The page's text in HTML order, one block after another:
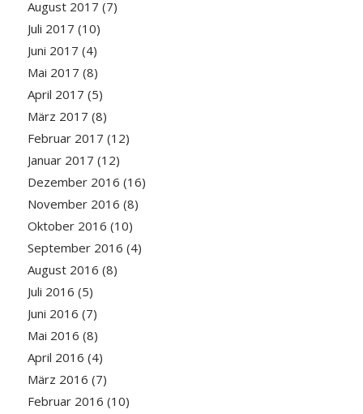
August 2017 (7)
Juli 2017 (10)
Juni 2017 (4)
Mai 2017 (8)
April 2017 (5)
März 2017 (8)
Februar 2017 (12)
Januar 2017 (12)
Dezember 2016 (16)
November 2016 (8)
Oktober 2016 (10)
September 2016 (4)
August 2016 (8)
Juli 2016 (5)
Juni 2016 (7)
Mai 2016 (8)
April 2016 (4)
März 2016 (7)
Februar 2016 (10)